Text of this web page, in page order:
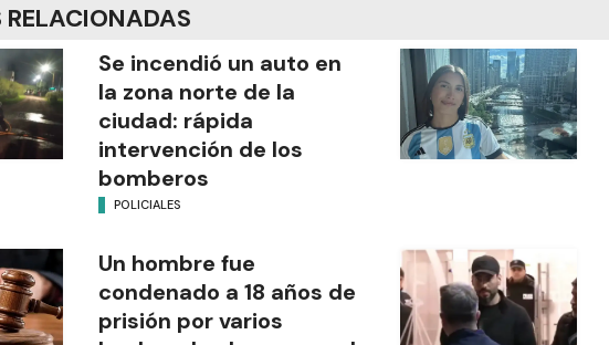
RELACIONADAS
Se incendió un auto en
la zona norte de la
ciudad: rápida
intervención de los
bomberos
POLICIALES
Un hombre fue
condenado a 18 años de
prisión por varios